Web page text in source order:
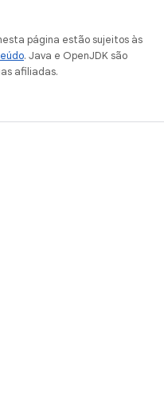
página estão sujeitos às
. Java e OpenJDK são
afiliadas.